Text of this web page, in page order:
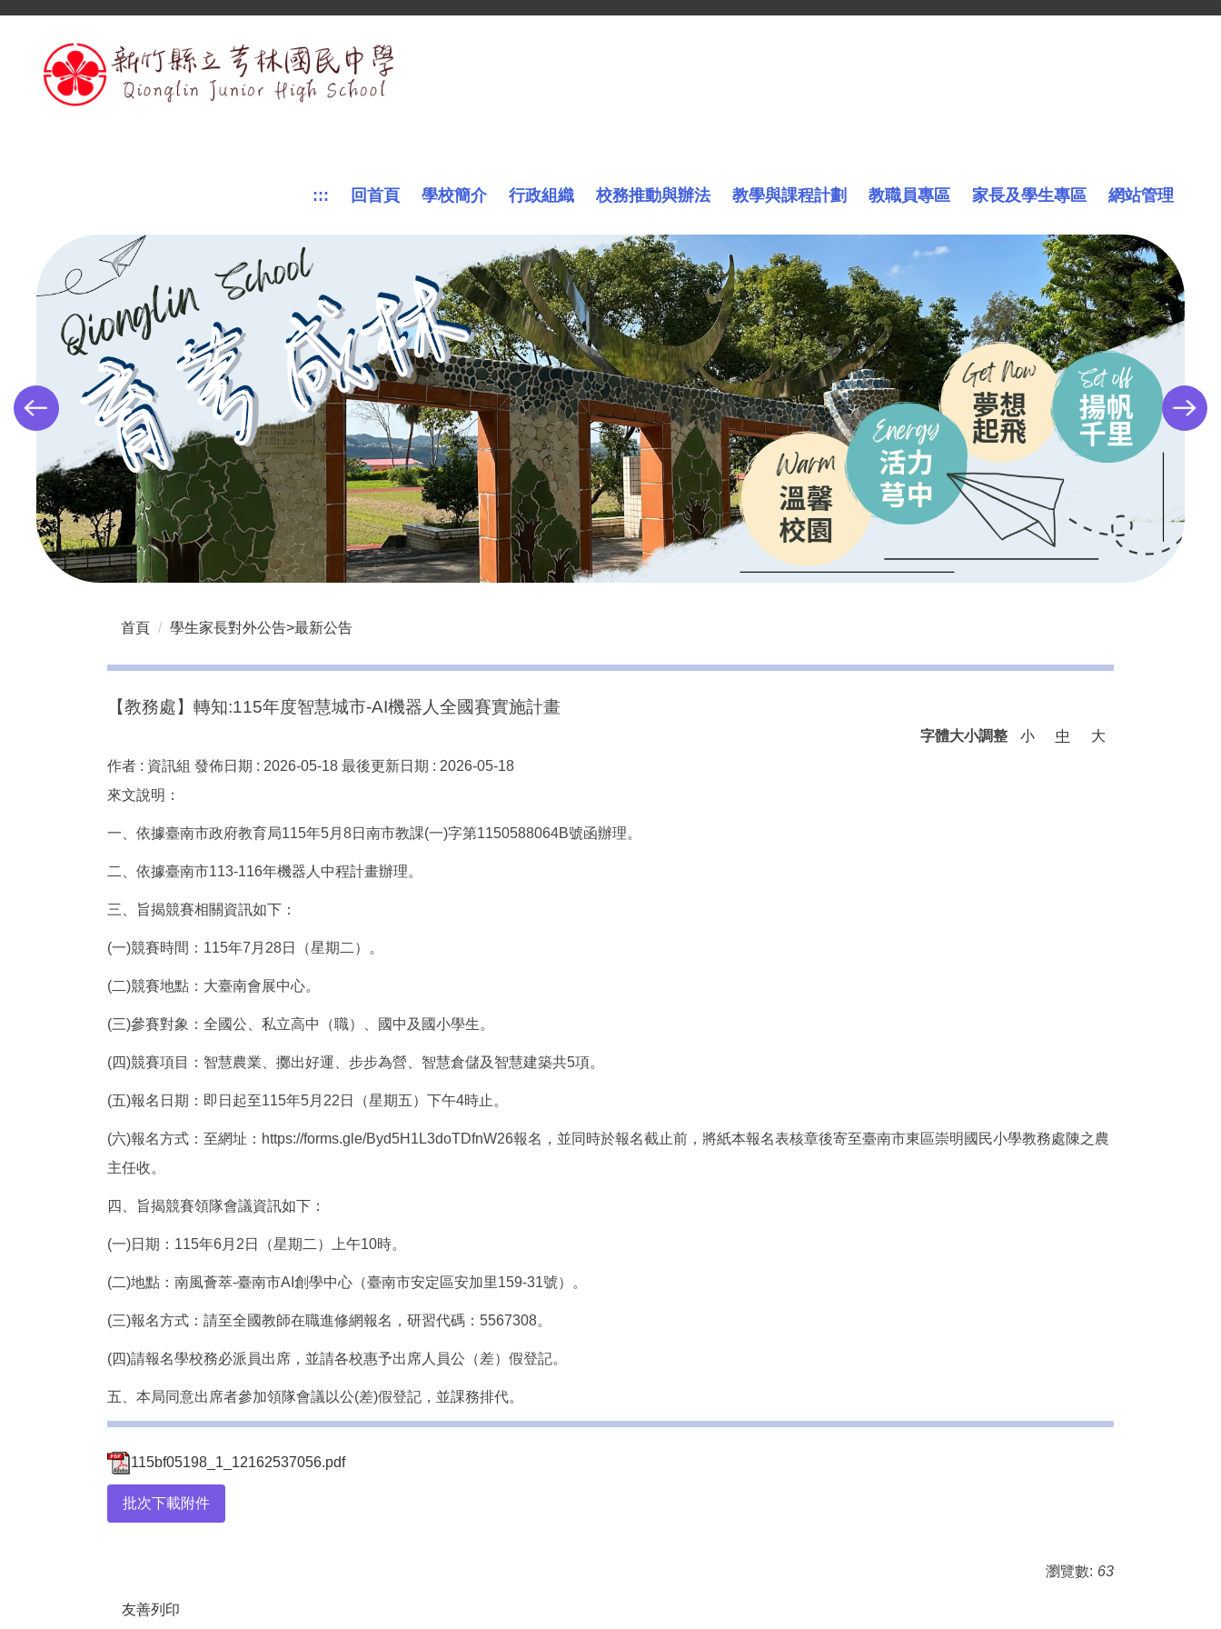
::: 回首頁 學校簡介 行政組織 校務推動與辦法 教學與課程計劃 教職員專區 家長及學生專區 網站管理
首頁 學生家長對外公告>最新公告
【教務處】轉知:115年度智慧城市-AI機器人全國賽實施計畫
字體大小調整 小 中
大
作者 : 資訊組 發佈日期 : 2026-05-18 最後更新日期 : 2026-05-18
來文說明：
一、依據臺南市政府教育局115年5月8日南市教課(一)字第1150588064B號函辦理。
二、依據臺南市113-116年機器人中程計畫辦理。
三、旨揭競賽相關資訊如下：
(一)競賽時間：115年7月28日（星期二）。
(二)競賽地點：大臺南會展中心。
(三)參賽對象：全國公、私立高中（職）、國中及國小學生。
(四)競賽項目：智慧農業、擲出好運、步步為營、智慧倉儲及智慧建築共5項。
(五)報名日期：即日起至115年5月22日（星期五）下午4時止。
(六)報名方式：至網址：https://forms.gle/Byd5H1L3doTDfnW26報名，並同時於報名截止前，將紙本報名表核章後寄至臺南市東區崇明國民小學教務處陳之農
主任收。
四、旨揭競賽領隊會議資訊如下：
(一)日期：115年6月2日（星期二）上午10時。
(二)地點：南風薈萃-臺南市AI創學中心（臺南市安定區安加里159-31號）。
(三)報名方式：請至全國教師在職進修網報名，研習代碼：5567308。
(四)請報名學校務必派員出席，並請各校惠予出席人員公（差）假登記。
五、本局同意出席者參加領隊會議以公(差)假登記，並課務排代。
115bf05198_1_12162537056.pdf
批次下載附件
瀏覽數: 63
友善列印